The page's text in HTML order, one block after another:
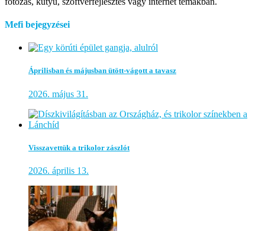
Mefi bejegyzései
Áprilisban és májusban ütött-vágott a tavasz
2026. május 31.
Visszavettük a trikolor zászlót
2026. április 13.